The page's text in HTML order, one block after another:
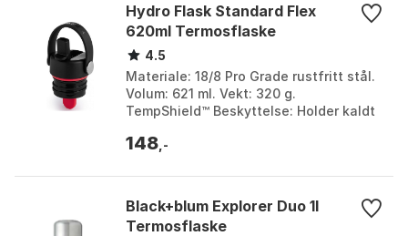
Hydro Flask Standard Flex
620ml Termosflaske
4.5
Materiale: 18/8 Pro Grade rustfritt stål.
Volum: 621 ml. Vekt: 320 g.
TempShield™ Beskyttelse: Holder kaldt
Farge: Agave...
148 ,-
Black+blum Explorer Duo 1l
Termosflaske